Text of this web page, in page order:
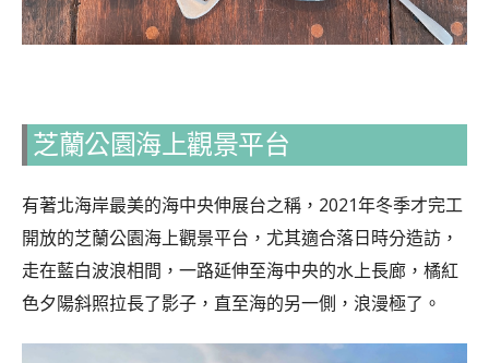
芝蘭公園海上觀景平台
有著北海岸最美的海中央伸展台之稱，2021年冬季才完工
開放的芝蘭公園海上觀景平台，尤其適合落日時分造訪，
走在藍白波浪相間，一路延伸至海中央的水上長廊，橘紅
色夕陽斜照拉長了影子，直至海的另一側，浪漫極了。